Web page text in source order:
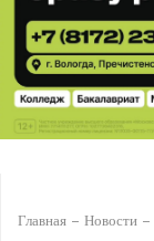
Главная Новости